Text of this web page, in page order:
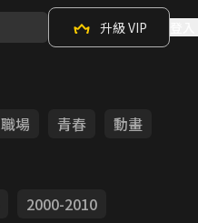
升級 VIP
職場 青春
動畫
2000-2010